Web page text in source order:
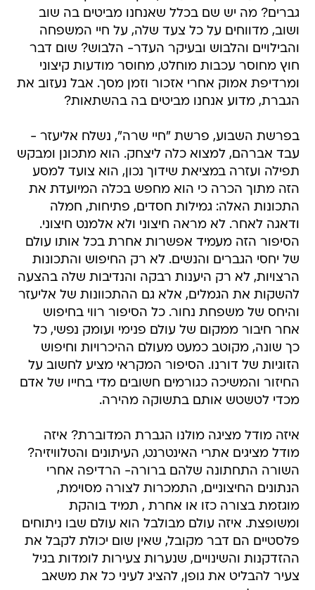
גברים? מה יש שם בכלל שאנחנו מביטים בה שוב
ושוב, מדווחים על כל צעד שלה, על חיי המשפחה
והבילויים והלבוש ובעיקר העדר- הלבוש? שום דבר
חוץ מחוסר עכבות מוחלט, מחוסר מודעות קיצוני
ומרדיפת אמוק אחרי אזכור וזמן מסך. אבל נעזוב את
הגברת, מדוע אנחנו מביטים בה בהשתאות?
בפרשת השבוע, פרשת "חיי שרה", נשלח אליעזר -
עבד אברהם, למצוא כלה ליצחק. הוא מתכונן ומבקש
תפילה ועזרה במציאת שידוך נכון, הוא צועד למסע
הזה מתוך הכרה כי הוא מחפש בכלה המיועדת את
התכונות האלה: גמילות חסדים, פתיחות, חמלה
ודאגה לאחר. לא מראה חיצוני ולא אלמנט חיצוני.
הסיפור הזה מעמיד אפשרות אחרת בכל אותו עולם
של יחסי הגברים והנשים. לא רק החיפוש והתכונות
הרצויות, לא רק היענות רבקה והנדיבות שלה בהצעה
להשקות את הגמלים, אלא גם ההתכוונות של אליעזר
והיחס של משפחת נחור. כל הסיפור רווי בחיפוש
אחר חיבור ממקום של עולם פנימי ועומק נפשי, כל
כך שונה, מקוטב כמעט מעולם ההיכרויות וחיפוש
הזוגיות של דורנו. הסיפור המקראי מציע לחשוב על
החיזור והמשיכה כגורמים חשובים מדי בחייו של אדם
מכדי לטשטש אותם בתשוקה מהירה.
איזה מודל מציגה מולנו הגברת המדוברת? איזה
מודל מציגים אתרי האינטרנט, העיתונים והטלוויזיה?
השורה התחתונה שלהם ברורה- הרדיפה אחרי
הנתונים החיצוניים, התמכרות לצורה מסוימת,
מוגזמת בצורה כזו או אחרת , תמיד בוהקת
ומשופצת. איזה עולם מבולבל הוא עולם שבו ניתוחים
פלסטיים הם דבר מקובל, שאין שום יכולת לקבל את
ההזדקנות והשינויים, שנערות צעירות לומדות בגיל
צעיר להבליט את גופן, להציג לעיני כל את משאב